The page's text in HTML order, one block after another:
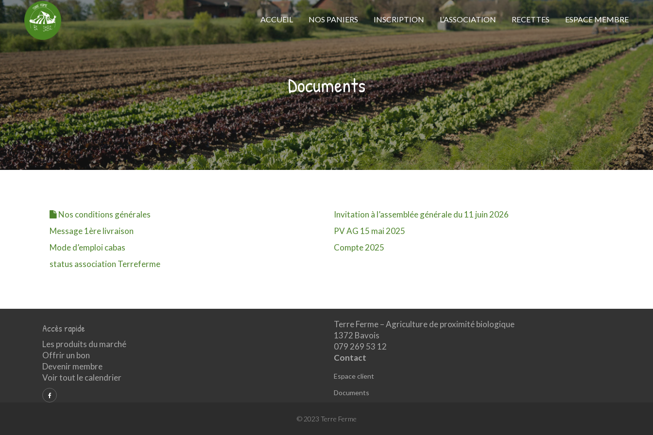
ACCUEIL NOS PANIERS INSCRIPTION L’ASSOCIATION RECETTES ESPACE MEMBRE
Documents
Nos conditions générales
Message 1ère livraison
Mode d’emploi cabas
status association Terreferme
Invitation à l’assemblée générale du 11 juin 2026
PV AG 15 mai 2025
Compte 2025
Accès rapide
Les produits du marché
Offrir un bon
Devenir membre
Voir tout le calendrier
Terre Ferme – Agriculture de proximité biologique
1372 Bavois
079 269 53 12
Contact
Espace client
Documents
© 2023 Terre Ferme